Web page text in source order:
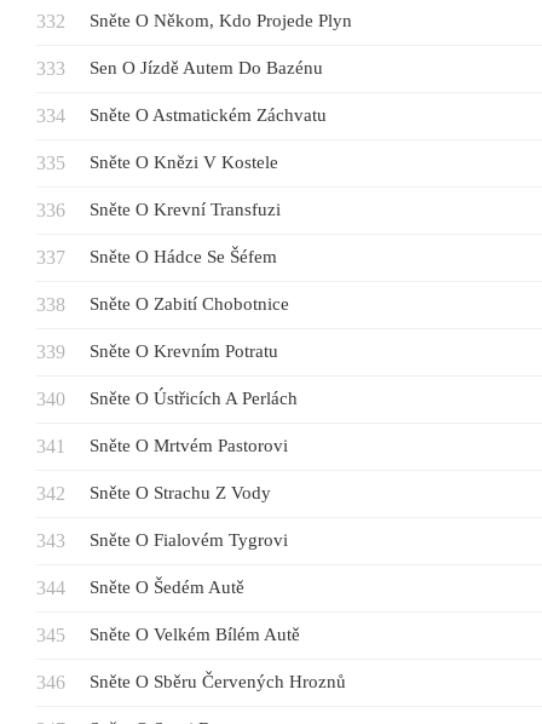
Sněte O Někom, Kdo Projede Plyn
Sen O Jízdě Autem Do Bazénu
Sněte O Astmatickém Záchvatu
Sněte O Knězi V Kostele
Sněte O Krevní Transfuzi
Sněte O Hádce Se Šéfem
Sněte O Zabití Chobotnice
Sněte O Krevním Potratu
Sněte O Ústřicích A Perlách
Sněte O Mrtvém Pastorovi
Sněte O Strachu Z Vody
Sněte O Fialovém Tygrovi
Sněte O Šedém Autě
Sněte O Velkém Bílém Autě
Sněte O Sběru Červených Hroznů